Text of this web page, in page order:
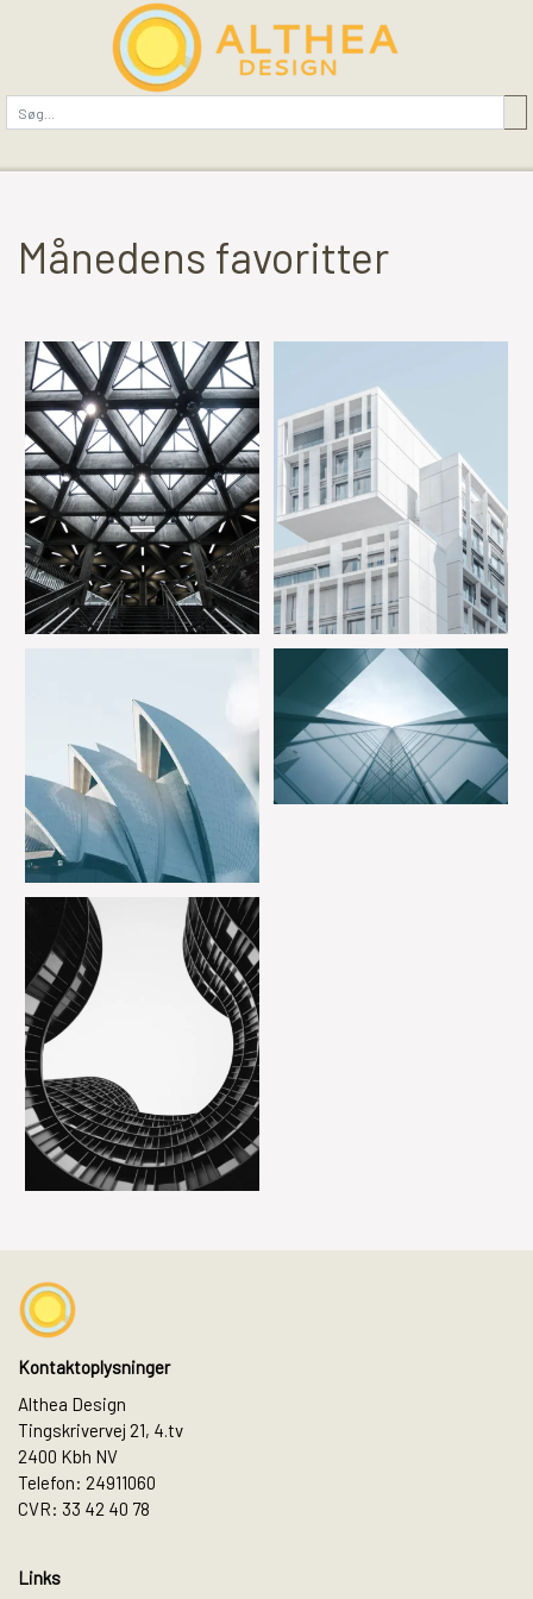
Månedens favoritter
Kontaktoplysninger
Althea Design
Tingskrivervej 21, 4.tv
2400 Kbh NV
Telefon: 24911060
CVR: 33 42 40 78
Links